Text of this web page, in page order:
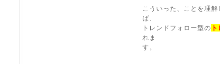
こういった、ことを理
ば、
トレンドフォロー型の
れま
す。